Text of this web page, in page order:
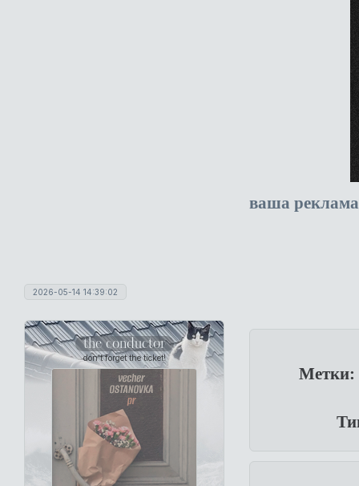
ваша реклама
2026-05-14 14:39:02
the conductor
don't forget the ticket!
Метки: